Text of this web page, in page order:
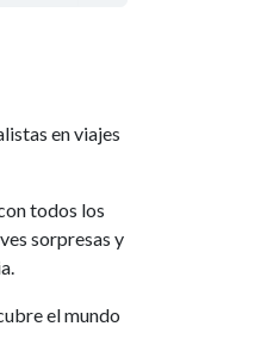
en viajes
todos los
sorpresas y
el mundo